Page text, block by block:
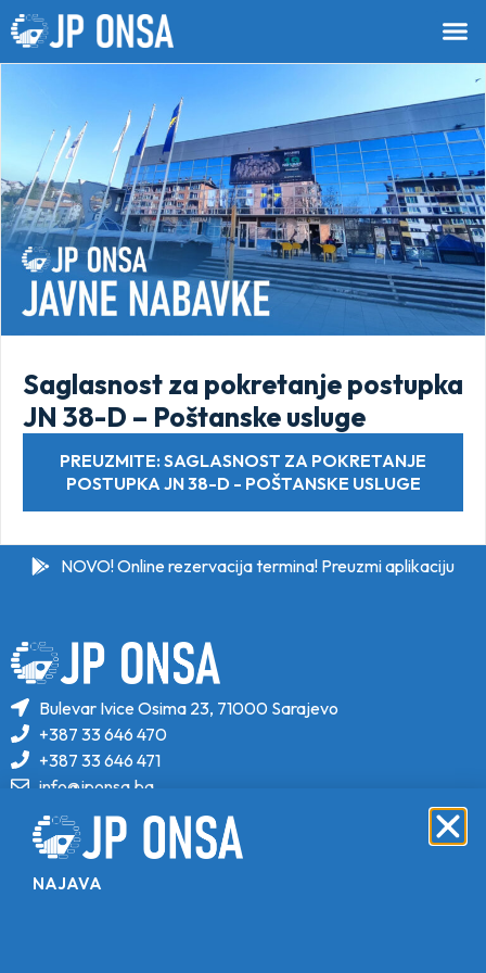
Saglasnost za pokretanje postupka
JN 38-D – Poštanske usluge
PREUZMITE: SAGLASNOST ZA POKRETANJE
POSTUPKA JN 38-D - POŠTANSKE USLUGE
NOVO! Online rezervacija termina! Preuzmi aplikaciju
Bulevar Ivice Osima 23, 71000 Sarajevo
+387 33 646 470
+387 33 646 471
info@jponsa.ba
©Copyright 2024. All Rights Reserved.
Design, Development & Maintenance By
NAJAVA